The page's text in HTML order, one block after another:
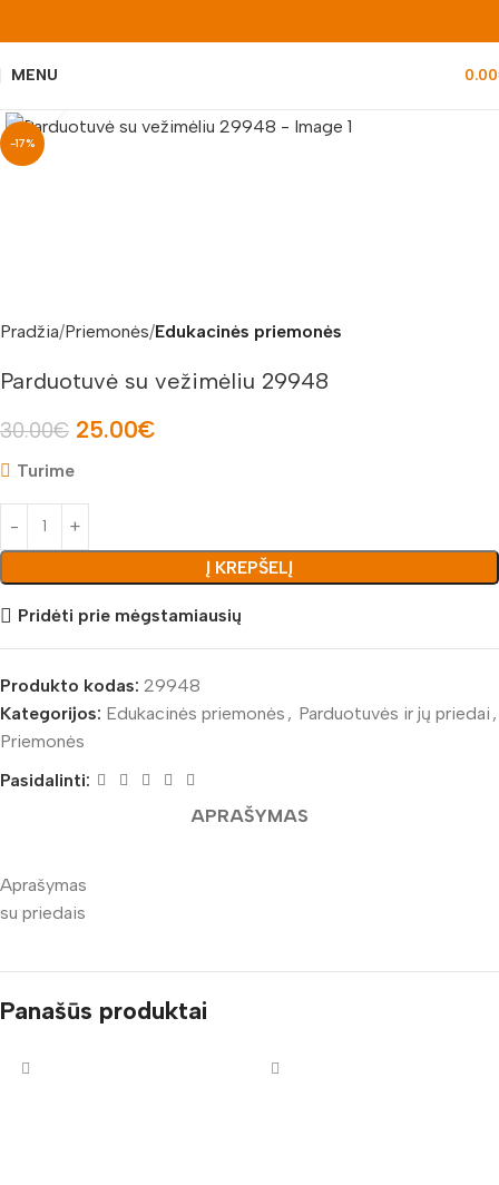
MENU 0.00
-17%
Pradžia Priemonės Edukacinės priemonės
Parduotuvė su vežimėliu 29948
30.00€ 25.00€
Turime
Į KREPŠELĮ
Pridėti prie mėgstamiausių
Produkto kodas: 29948
Kategorijos: Edukacinės priemonės , Parduotuvės ir jų priedai ,
Priemonės
Pasidalinti:
APRAŠYMAS
Aprašymas
su priedais
Panašūs produktai